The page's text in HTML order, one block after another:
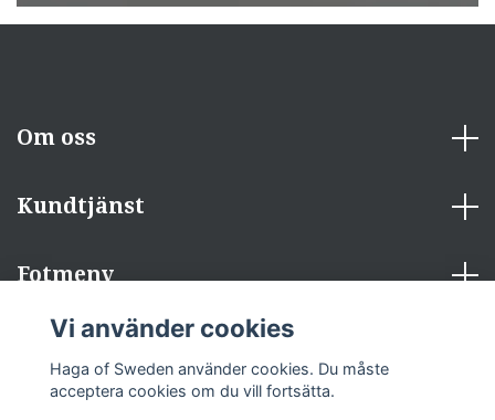
Om oss
Kundtjänst
Fotmeny
Sociala medier
Vi använder cookies
Haga of Sweden använder cookies. Du måste
acceptera cookies om du vill fortsätta.